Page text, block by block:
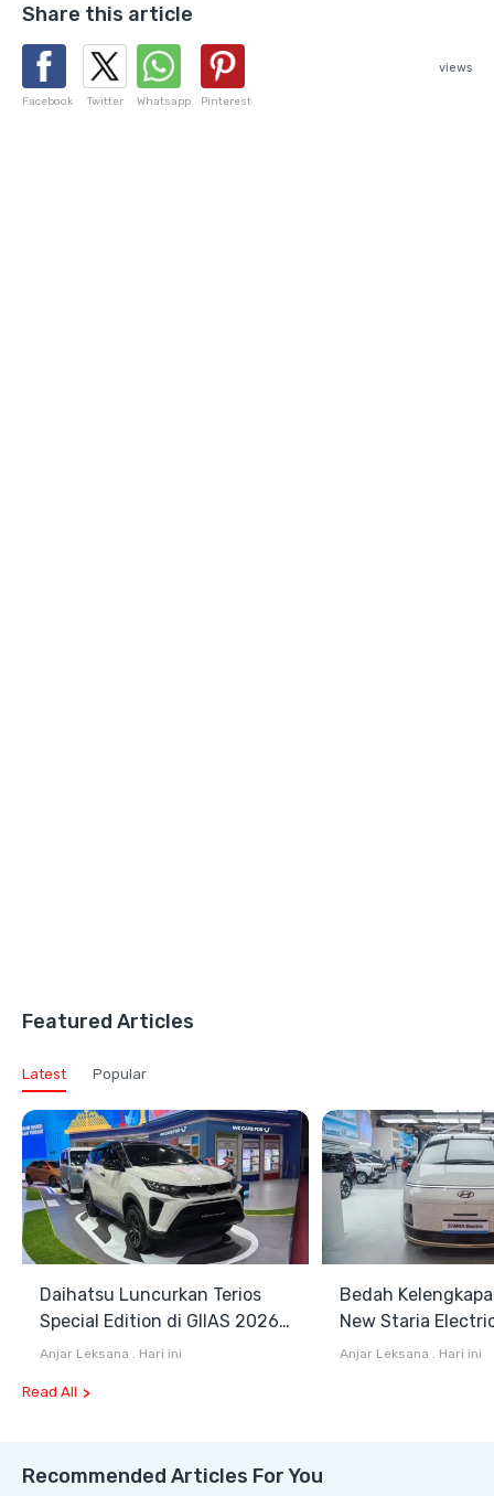
Share this article
Facebook Twitter Whatsapp Pinterest
views
Featured Articles
Latest Popular
Daihatsu Luncurkan Terios
Special Edition di GIIAS 2026,
Stok Terbatas
Anjar Leksana . Hari ini
Bedah
New Staria
Hybrid yang
Anjar Leksana . Hari ini
Read All
Recommended Articles For You